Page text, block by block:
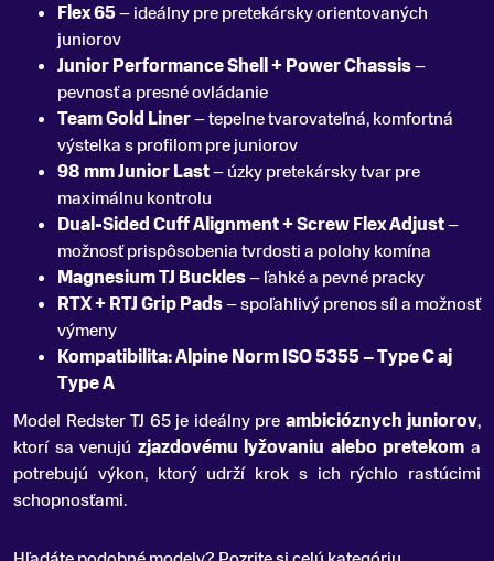
Flex 65– ideálny pre pretekársky orientovaných
juniorov
Junior Performance Shell + Power Chassis–
pevnosť a presné ovládanie
Team Gold Liner– tepelne tvarovateľná, komfortná
výstelka s profilom pre juniorov
98 mm Junior Last– úzky pretekársky tvar pre
maximálnu kontrolu
Dual-Sided Cuff Alignment + Screw Flex Adjust–
možnosť prispôsobenia tvrdosti a polohy komína
Magnesium TJ Buckles– ľahké a pevné pracky
RTX + RTJ Grip Pads– spoľahlivý prenos síl a možnosť
výmeny
Kompatibilita: Alpine Norm ISO 5355 – Type C aj
Type A
Model Redster TJ 65 je ideálny pre ambicióznych juniorov,
ktorí sa venujú zjazdovému lyžovaniu alebo pretekom a
potrebujú výkon, ktorý udrží krok s ich rýchlo rastúcimi
schopnosťami.